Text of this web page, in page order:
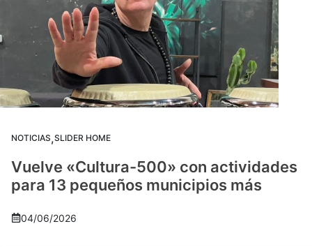
NOTICIAS,SLIDER HOME
Vuelve «Cultura-500» con actividades
para 13 pequeños municipios más
04/06/2026